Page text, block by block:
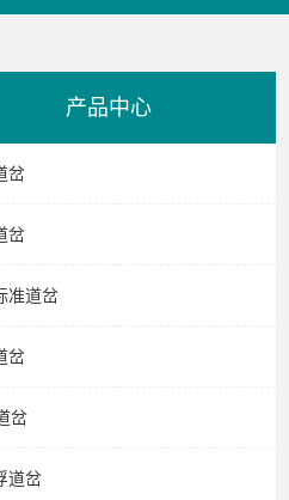
产品中心
岔
岔
准道岔
岔
岔
道岔